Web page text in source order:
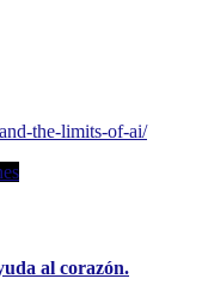
the-limits-of-ai/
al corazón.